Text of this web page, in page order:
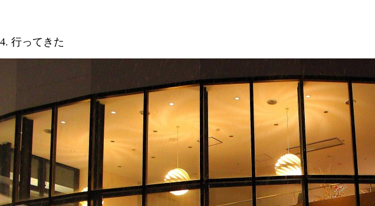
4. 行ってきた